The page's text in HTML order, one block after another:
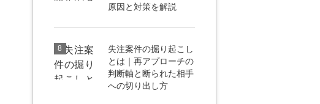
原因と対策を解説
8
失注案件の掘り起こし
とは｜再アプローチの
判断軸と断られた相手
への切り出し方